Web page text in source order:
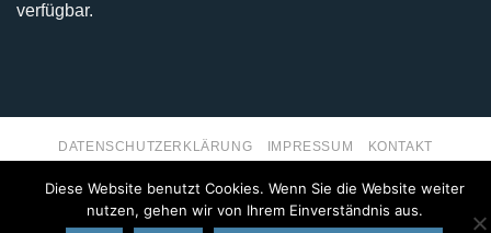
verfügbar.
DATENSCHUTZERKLÄRUNG IMPRESSUM KONTAKT
kleinzweidrei Kommunikationsdesign
Diese Website benutzt Cookies. Wenn Sie die Website weiter
nutzen, gehen wir von Ihrem Einverständnis aus.